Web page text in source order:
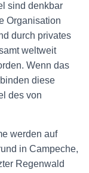
sind denkbar
Organisation
durch privates
weltweit
Wenn das
diese
des von
werden auf
in Campeche,
Regenwald